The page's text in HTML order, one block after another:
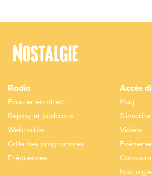
Radio
Ecouter en direct
Replay et podcasts
Webradios
Grille des programmes
Fréquences
Accès
Mag
Vidéos
Concours